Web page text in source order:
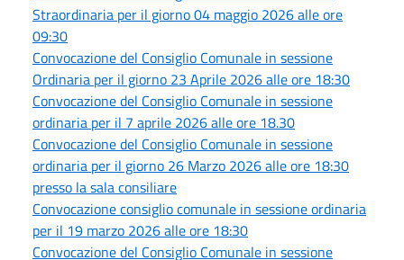
Straordinaria per il giorno 04 maggio 2026 alle ore
09:30
Convocazione del Consiglio Comunale in sessione
Ordinaria per il giorno 23 Aprile 2026 alle ore 18:30
Convocazione del Consiglio Comunale in sessione
ordinaria per il 7 aprile 2026 alle ore 18.30
Convocazione del Consiglio Comunale in sessione
ordinaria per il giorno 26 Marzo 2026 alle ore 18:30
presso la sala consiliare
Convocazione consiglio comunale in sessione ordinaria
per il 19 marzo 2026 alle ore 18:30
Convocazione del Consiglio Comunale in sessione